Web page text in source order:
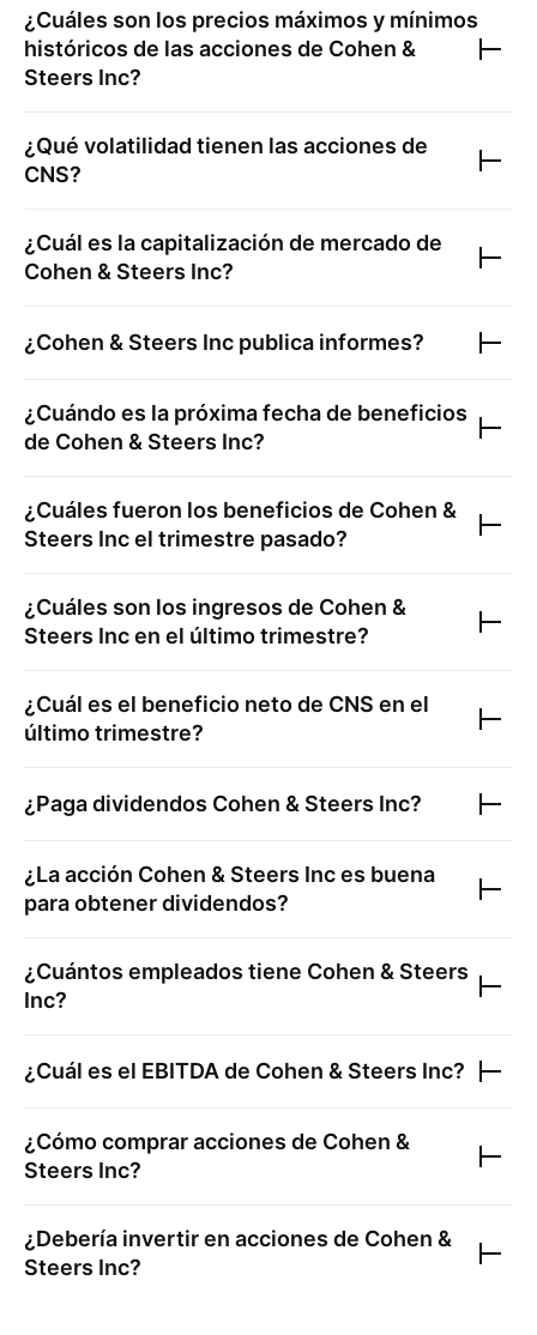
¿Cuáles son los precios máximos y mínimos
históricos de las acciones de Cohen &
Steers Inc?
¿Qué volatilidad tienen las acciones de
CNS?
¿Cuál es la capitalización de mercado de
Cohen & Steers Inc?
¿Cohen & Steers Inc publica informes?
¿Cuándo es la próxima fecha de beneficios
de Cohen & Steers Inc?
¿Cuáles fueron los beneficios de Cohen &
Steers Incel trimestre pasado?
¿Cuáles son los ingresos de Cohen &
Steers Incen el último trimestre?
¿Cuál es el beneficio neto de CNS en el
último trimestre?
¿Paga dividendos Cohen & Steers Inc?
¿La acción Cohen & Steers Inces buena
para obtener dividendos?
¿Cuántos empleados tiene Cohen & Steers
Inc?
¿Cuál es el EBITDA de Cohen & Steers Inc?
¿Cómo comprar acciones de Cohen &
Steers Inc?
¿Debería invertir en acciones de Cohen &
Steers Inc?